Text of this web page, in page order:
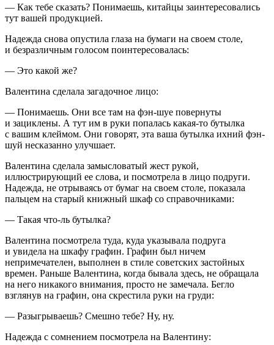
— Как тебе сказать? Понимаешь, китайцы заинтересовались
тут вашей продукцией.
Надежда снова опустила глаза на бумаги на своем столе,
и безразличным голосом поинтересовалась:
— Это какой же?
Валентина сделала загадочное лицо:
— Понимаешь. Они все там на фэн-шуе повернуты
и зациклены. А тут им в руки попалась какая-то бутылка
с вашим клеймом. Они говорят, эта ваша бутылка ихний фэн-
шуй несказанно улучшает.
Валентина сделала замысловатый жест рукой,
иллюстрирующий ее слова, и посмотрела в лицо подруги.
Надежда, не отрываясь от бумаг на своем столе, показала
пальцем на старый книжный шкаф со справочниками:
— Такая что-ль бутылка?
Валентина посмотрела туда, куда указывала подруга
и увидела на шкафу графин. Графин был ничем
непримечателен, выполнен в стиле советских застойных
времен. Раньше Валентина, когда бывала здесь, не обращала
на него никакого внимания, просто не замечала. Бегло
взглянув на графин, она скрестила руки на груди:
— Разыгрываешь? Смешно тебе? Ну, ну.
Надежда с сомнением посмотрела на Валентину: